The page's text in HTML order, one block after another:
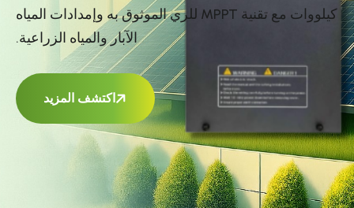
كيلووات مع تقنية MPPT للري الموثوق به وإمدادات المياه
الآبار والمياه الزراعية.
اكتشف المزيد